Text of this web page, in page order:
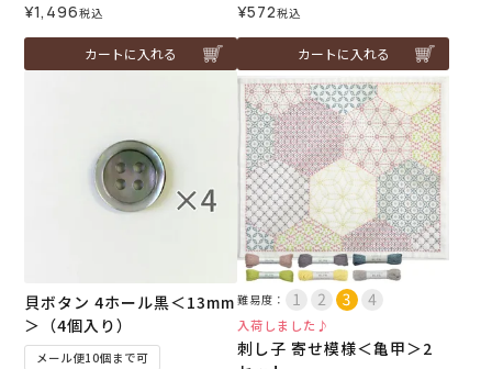
¥1,496税込
カートに入れる
¥572税込
カートに入れる
貝ボタン 4ホール黒＜13mm
＞（4個入り）
メール便10個まで可
難易度：
入荷しました♪
刺し子 寄せ模様＜亀甲＞2